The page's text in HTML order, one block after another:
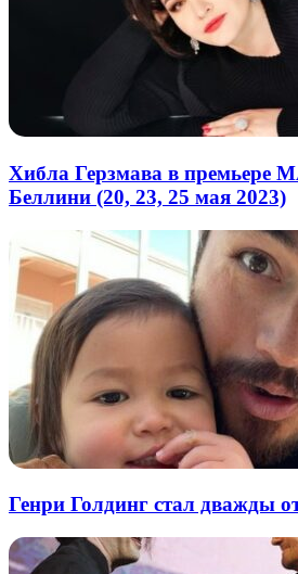
Хибла Герзмава в премьере
Беллини (20, 23, 25 мая 2023)
Генри Голдинг стал дважды